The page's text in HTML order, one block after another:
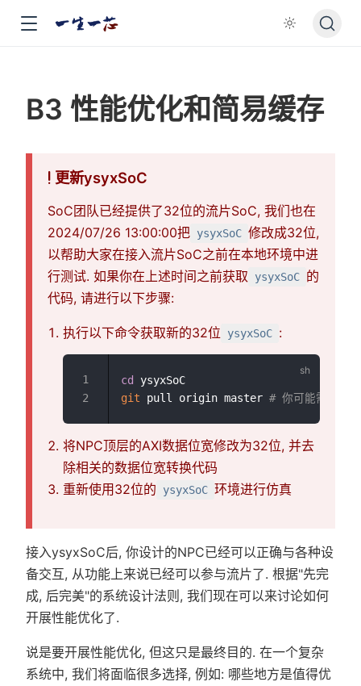
B3 性能优化和简易缓存
更新ysyxSoC
SoC团队已经提供了32位的流片SoC, 我们也在
2024/07/26 13:00:00把 ysyxSoC 修改成32位,
以帮助大家在接入流片SoC之前在本地环境中进
行测试. 如果你在上述时间之前获取
ysyxSoC 的
代码, 请进行以下步骤:
执行以下命令获取新的32位 ysyxSoC :
cd
git pull origin master # 你可能需要解
将NPC顶层的AXI数据位宽修改为32位, 并去
除相关的数据位宽转换代码
重新使用32位的
ysyxSoC 环境进行仿真
接入ysyxSoC后, 你设计的NPC已经可以正确与各种设
备交互, 从功能上来说已经可以参与流片了. 根据"先完
成, 后完美"的系统设计法则, 我们现在可以来讨论如何
开展性能优化了.
说是要开展性能优化, 但这只是最终目的. 在一个复杂
系统中, 我们将面临很多选择, 例如: 哪些地方是值得优